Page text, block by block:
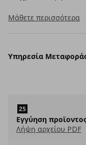
Μάθετε περισσότερα
Υπηρεσία
Εγγύηση
Λήψη αρχείου PDF